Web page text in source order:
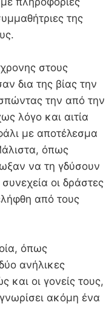
της
στους
δια της βίας την
την από την
λόγο και αιτία
με αποτέλεσμα
όπως
να τη γδύσουν
οι δράστες
από τους
όπως
ανήλικες
και οι γονείς τους,
ακόμη ένα